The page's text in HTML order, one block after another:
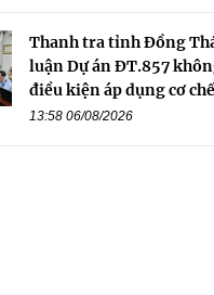
Thanh tra tỉnh Đồng
luận Dự án ĐT.857
điều kiện áp dụng cơ
13:58 06/08/2026